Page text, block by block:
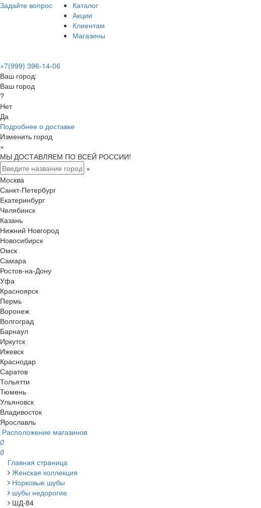
Задайте вопрос
Каталог
Акции
Клиентам
Магазины
+7(999) 396-14-06
Ваш город:
Ваш город
?
Нет
Да
Подробнее о доставке
Изменить город
×
МЫ ДОСТАВЛЯЕМ ПО ВСЕЙ РОССИИ!
×
Москва
Санкт-Петербург
Екатеринбург
Челябинск
Казань
Нижний Новгород
Новосибирск
Омск
Самара
Ростов-на-Дону
Уфа
Красноярск
Пермь
Воронеж
Волгоград
Барнаул
Иркутск
Ижевск
Краснодар
Саратов
Тольятти
Тюмень
Ульяновск
Владивосток
Ярославль
Расположение магазинов
0
0
Главная страница
Женская коллекция
Норковые шубы
шубы недорогие
ШД-84